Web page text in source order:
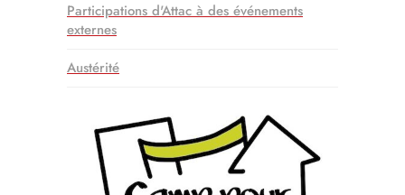
Participations d'Attac à des événements
externes
Austérité